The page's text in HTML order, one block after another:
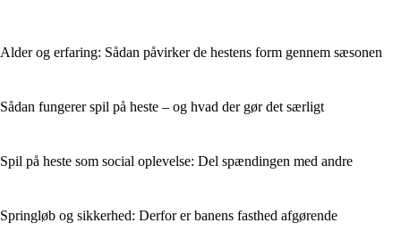
Alder og erfaring: Sådan påvirker de hestens form gennem sæsonen
Sådan fungerer spil på heste – og hvad der gør det særligt
Spil på heste som social oplevelse: Del spændingen med andre
Springløb og sikkerhed: Derfor er banens fasthed afgørende